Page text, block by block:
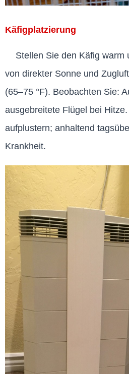
Käfigplatzierung
Stellen Sie den Käfig warm
von direkter Sonne und
(65–75 °F). Beobachten Sie:
ausgebreitete Flügel bei
aufplustern; anhaltend
Krankheit.